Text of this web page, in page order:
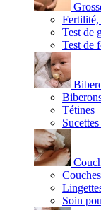
Fertilité,
Test de
Test de
Tétines
Couches
Soin